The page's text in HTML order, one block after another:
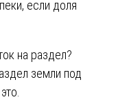
если доля
на раздел?
земли под